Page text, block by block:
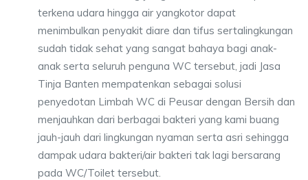
terkena udara hingga air yangkotor dapat
menimbulkan penyakit diare dan tifus sertalingkungan
sudah tidak sehat yang sangat bahaya bagi anak-
anak serta seluruh penguna WC tersebut, jadi Jasa
Tinja Banten mempatenkan sebagai solusi
penyedotan Limbah WC di Peusar dengan Bersih dan
menjauhkan dari berbagai bakteri yang kami buang
jauh-jauh dari lingkungan nyaman serta asri sehingga
dampak udara bakteri/air bakteri tak lagi bersarang
pada WC/Toilet tersebut.